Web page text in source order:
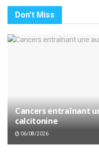
Don't Miss
Cancers entraînant
calcitonine
06/08/2026